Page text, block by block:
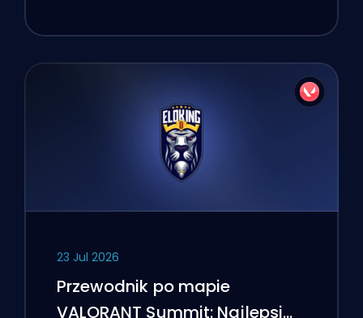
23 Jul 2026
Przewodnik po mapie
VALORANT Summit: Najlepsi